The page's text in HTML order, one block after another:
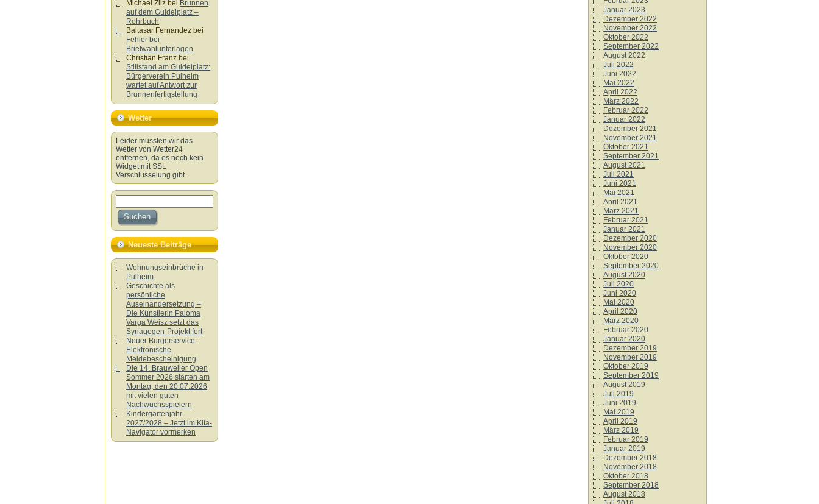
Michael Zilz bei Brunnen
auf dem Guidelplatz –
Rohrbuch
Baltasar Fernandez bei
Fehler bei
Briefwahlunterlagen
Christian Franz bei
Stillstand am Guidelplatz:
Bürgerverein Pulheim
wartet auf Antwort zur
Brunnenfertigstellung
Wetter
Leider mussten wir das
Wetter von Wetter24
entfernen, da es noch kein
Widget mit SSL
Verschlüsselung gibt.
Neueste Beiträge
Wohnungseinbrüche in
Pulheim
Geschichte als
persönliche
Auseinandersetzung –
Die Künstlerin Paloma
Varga Weisz setzt das
Synagogen-Projekt fort
Neuer Bürgerservice:
Elektronische
Meldebescheinigung
Die 14. Brauweiler Open
Sommer 2026 starten am
Montag, den 20.07.2026
mit vielen guten
Nachwuchsspielern
Kindergartenjahr
2027/2028 – Jetzt im Kita-
Navigator vormerken
Januar 2023
Dezember 2022
November 2022
Oktober 2022
September 2022
August 2022
Juli 2022
Juni 2022
Mai 2022
April 2022
März 2022
Februar 2022
Januar 2022
Dezember 2021
November 2021
Oktober 2021
September 2021
August 2021
Juli 2021
Juni 2021
Mai 2021
April 2021
März 2021
Februar 2021
Januar 2021
Dezember 2020
November 2020
Oktober 2020
September 2020
August 2020
Juli 2020
Juni 2020
Mai 2020
April 2020
März 2020
Februar 2020
Januar 2020
Dezember 2019
November 2019
Oktober 2019
September 2019
August 2019
Juli 2019
Juni 2019
Mai 2019
April 2019
März 2019
Februar 2019
Januar 2019
Dezember 2018
November 2018
Oktober 2018
September 2018
August 2018